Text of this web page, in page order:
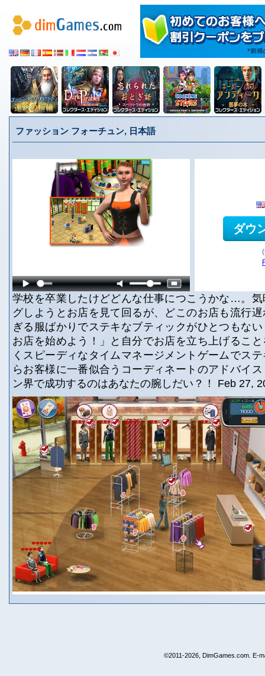
ファッション フォーチュン, 日本語
ダウ
学校を卒業したけどどんな仕事につこうかな…。
グしようとお店を見て回るが、どこのお店も流行
ぎる服ばかりでステキなブティックがひとつもな
お店を始めよう！」と自分でお店を立ち上げるこ
くスピーディなタイムマネージメントゲームでス
らお客様に一番似合うコーディネートのアドバイ
ン界で成功するのはあなたの腕しだい？！ Feb 27,
©2011-2026, DimGames.com. E-